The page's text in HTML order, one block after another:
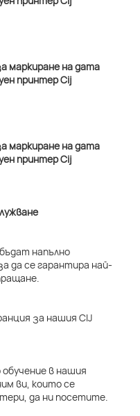
напълно
да се гарантира най-
за нашия CIJ
обучение в нашия
ви, които се
да ни посетите.